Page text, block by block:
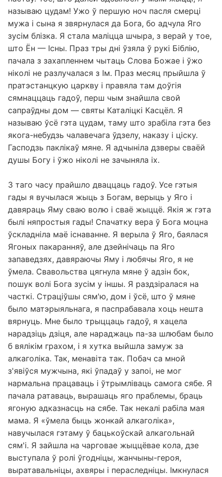
называю цудам! Ужо ў першую ноч пасля смерці
мужа і сына я звярнулася да Бога, бо адчула Яго
зусім блізка. Я стала маліцца шчыра, з верай у тое,
што Ён — Існы. Праз тры дні ўзяла ў рукі Біблію,
пачала з захапленнем чытаць Слова Божае і ўжо
ніколі не разлучалася з Ім. Праз месяц прыйшла ў
пратэстанцкую царкву і правяла там доўгія
сямнаццаць гадоў, перш чым знайшла свой
сапраўдны дом — святы Каталіцкі Касцёл. Я
называю ўсё гэта цудам, таму што зрабіла гэта без
якога-небудзь чалавечага ўдзелу, наказу і ціску.
Гасподзь паклікаў мяне. Я адчыніла дзверы сваёй
душы Богу і ўжо ніколі не зачыняла іх.
З таго часу прайшло дваццаць гадоў. Усе гэтыя
гады я вучылася жыць з Богам, верыць у Яго і
давяраць Яму сваю волю і сваё жыццё. Якія ж гэта
былі няпростыя гады! Спачатку вера ў Бога моцна
ўскладніла маё існаванне. Я верыла ў Яго, баялася
Ягоных пакаранняў, але дзейнічаць па Яго
запаведзях, давяраючы Яму і любячы Яго, я не
ўмела. Свавольства цягнула мяне ў адзін бок,
пошук волі Бога зусім у іншы. Я раздзіралася на
часткі. Страціўшы сям'ю, дом і ўсё, што ў мяне
было матэрыяльнага, я паспрабавала хоць нешта
вярнуць. Мне было трыццаць гадоў, я хацела
нарадзіць дзіця, але нараджаць па-за шлюбам было
б вялікім грахом, і я хутка выйшла замуж за
алкаголіка. Так, менавіта так. Побач са мной
з'явіўся мужчына, які ўпадаў у запоі, не мог
нармальна працаваць і ўтрымліваць самога сябе. Я
пачала ратаваць, вырашаць яго праблемы, браць
ягоную адказнасць на сябе. Так некалі рабіла мая
мама. Я «ўмела быць жонкай алкаголіка»,
навучылася гэтаму ў бацькоўскай алкагольнай
сям'і. Я зайшла на чарговае жыццёвае кола, дзе
выступала ў ролі ўгодніцы, жанчыны-героя,
выратавальніцы, ахвяры і пераследніцы. Імкнулася